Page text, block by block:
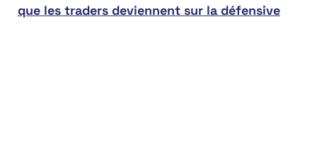
que les traders deviennent sur la défensive